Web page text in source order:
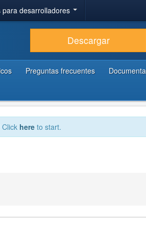
para desarrolladores
Descargar
Preguntas frecuentes
here to start.